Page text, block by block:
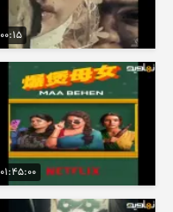
00:15
01:45:00